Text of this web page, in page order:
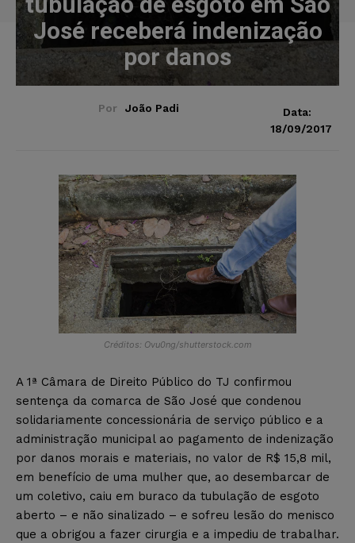
José receberá indenização
por danos
Por João Padi
Data:
18/09/2017
Créditos: Ovu0ng/shutterstock.com
A 1ª Câmara de Direito Público do TJ confirmou
sentença da comarca de São José que condenou
solidariamente concessionária de serviço público e a
administração municipal ao pagamento de indenização
por danos morais e materiais, no valor de R$ 15,8 mil,
em benefício de uma mulher que, ao desembarcar de
um coletivo, caiu em buraco da tubulação de esgoto
aberto – e não sinalizado – e sofreu lesão do menisco
que a obrigou a fazer cirurgia e a impediu de trabalhar.